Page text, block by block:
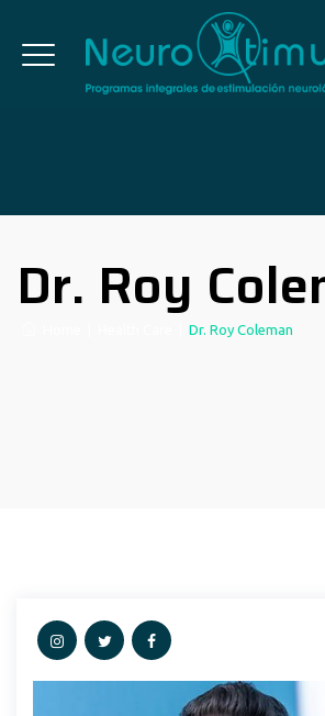
Dr. Roy
Dr. Roy Coleman